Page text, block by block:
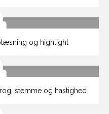
og highlight
stemme og hastighed